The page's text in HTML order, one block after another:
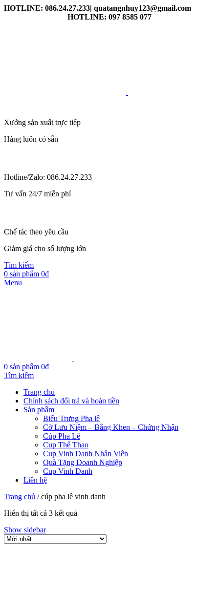
HOTLINE: 086.24.27.233| quatangnhuy123@gmail.com
HOTLINE: 097 8585 077
Xưởng sản xuất trực tiếp
Hàng luôn có sẵn
Hotline/Zalo: 086.24.27.233
Tư vấn 24/7 miễn phí
Chế tác theo yêu cầu
Giảm giá cho số lượng lớn
Tìm kiếm
0 sản phẩm 0₫
Menu
0 sản phẩm 0₫
Tìm kiếm
Trang chủ
Chính sách đổi trả và hoàn tiền
Sản phẩm
Biểu Trưng Pha lê
Cờ Lưu Niệm – Bằng Khen – Chứng Nhận
Cúp Pha Lê
Cup Thể Thao
Cup Vinh Danh Nhân Viên
Quà Tặng Doanh Nghiệp
Cup Vinh Danh
Liên hệ
Trang chủ /cúp pha lê vinh danh
Hiển thị tất cả 3 kết quả
Show sidebar